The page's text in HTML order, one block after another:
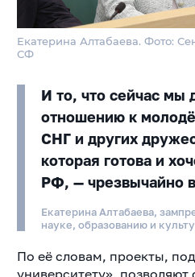
Екатерина Алтабаева. Фото:
СФ
И то, что сейчас мы
отношению к
СНГ и других
которая готова и
РФ, — чрезвычайно
Екатерина Алтабаева,
науке, образованию и
По её словам, проекты,
университету», позволяют